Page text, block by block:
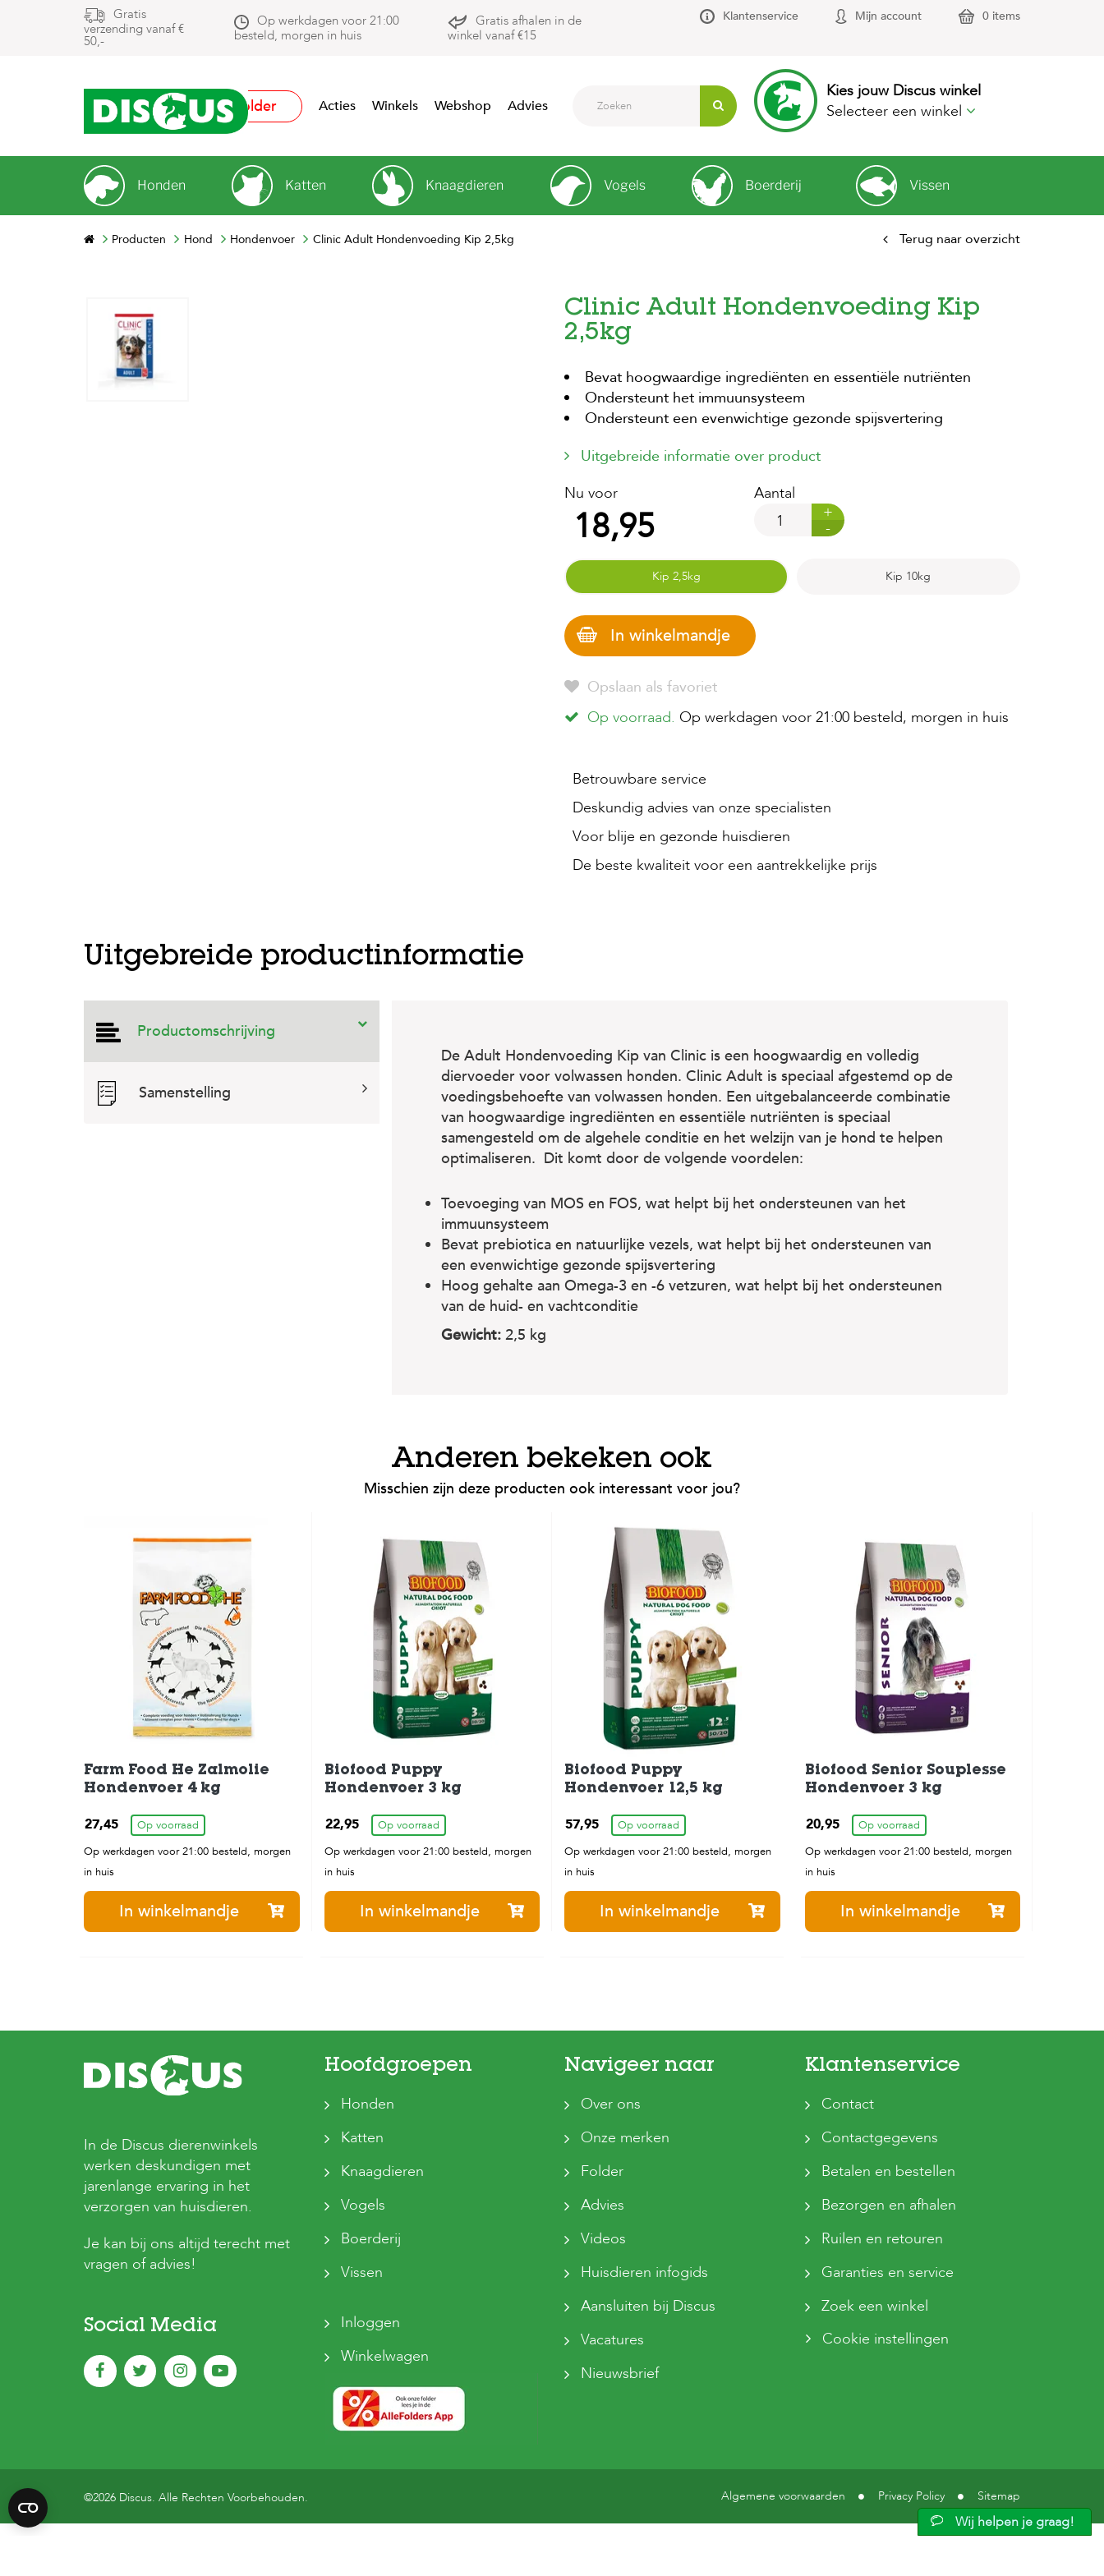
Gratis
verzending vanaf €
50,-
Op werkdagen voor 21:00
besteld, morgen in huis
Gratis afhalen in de
winkel vanaf €15
Klantenservice Mijn account 0 items
Folder Acties Winkels Webshop Advies
Kies jouw Discus winkel
Selecteer een winkel
Honden Katten Knaagdieren Vogels Boerderij Vissen
Producten Hond Hondenvoer Clinic Adult Hondenvoeding Kip 2,5kg Terug naar overzicht
Clinic Adult Hondenvoeding Kip
2,5kg
Bevat hoogwaardige ingrediënten en essentiële nutriënten
Ondersteunt het immuunsysteem
Ondersteunt een evenwichtige gezonde spijsvertering
Uitgebreide informatie over product
Nu voor
18,95
Aantal
+
-
Kip 2,5kg Kip 10kg
In winkelmandje
Opslaan als favoriet
Op voorraad. Op werkdagen voor 21:00 besteld, morgen in huis
Betrouwbare service
Deskundig advies van onze specialisten
Voor blije en gezonde huisdieren
De beste kwaliteit voor een aantrekkelijke prijs
Uitgebreide productinformatie
Productomschrijving
Samenstelling
De Adult Hondenvoeding Kip van Clinic is een hoogwaardig en volledig
diervoeder voor volwassen honden. Clinic Adult is speciaal afgestemd op de
voedingsbehoefte van volwassen honden. Een uitgebalanceerde combinatie
van hoogwaardige ingrediënten en essentiële nutriënten is speciaal
samengesteld om de algehele conditie en het welzijn van je hond te helpen
optimaliseren. Dit komt door de volgende voordelen:
Toevoeging van MOS en FOS, wat helpt bij het ondersteunen van het
immuunsysteem
Bevat prebiotica en natuurlijke vezels, wat helpt bij het ondersteunen van
een evenwichtige gezonde spijsvertering
Hoog gehalte aan Omega-3 en -6 vetzuren, wat helpt bij het ondersteunen
van de huid- en vachtconditie
Gewicht: 2,5 kg
Anderen bekeken ook
Misschien zijn deze producten ook interessant voor jou?
Farm Food He Zalmolie
Hondenvoer 4 kg
27,45
Op voorraad
Op werkdagen voor 21:00 besteld, morgen
in huis
In winkelmandje
Biofood Puppy
Hondenvoer 3 kg
22,95
Op voorraad
Op werkdagen voor 21:00 besteld, morgen
in huis
In winkelmandje
Biofood Puppy
Hondenvoer 12,5 kg
57,95
Op voorraad
Op werkdagen voor 21:00 besteld, morgen
in huis
In winkelmandje
Biofood Senior Souplesse
Hondenvoer 3 kg
20,95
Op voorraad
Op werkdagen voor 21:00 besteld, morgen
in huis
In winkelmandje
In de Discus dierenwinkels
werken deskundigen met
jarenlange ervaring in het
verzorgen van huisdieren.
Je kan bij ons altijd terecht met
vragen of advies!
Social Media
Hoofdgroepen
Honden
Katten
Knaagdieren
Vogels
Boerderij
Vissen
Inloggen
Winkelwagen
Navigeer naar
Over ons
Onze merken
Folder
Advies
Videos
Huisdieren infogids
Aansluiten bij Discus
Vacatures
Nieuwsbrief
Klantenservice
Contact
Contactgegevens
Betalen en bestellen
Bezorgen en afhalen
Ruilen en retouren
Garanties en service
Zoek een winkel
Cookie instellingen
©2026 Discus. Alle Rechten Voorbehouden. Algemene voorwaarden Privacy Policy Sitemap
Wij helpen je graag!